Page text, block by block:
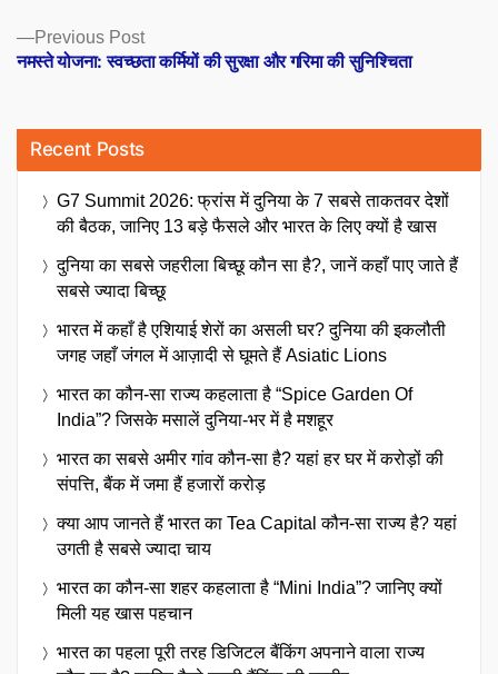
Previous PostPrevious
post:
नमस्ते योजना: स्वच्छता कर्मियों की सुरक्षा और गरिमा की सुनिश्चिता
Recent Posts
G7 Summit 2026: फ्रांस में दुनिया के 7 सबसे ताकतवर देशों
की बैठक, जानिए 13 बड़े फैसले और भारत के लिए क्यों है खास
दुनिया का सबसे जहरीला बिच्छू कौन सा है?, जानें कहाँ पाए जाते हैं
सबसे ज्यादा बिच्छू
भारत में कहाँ है एशियाई शेरों का असली घर? दुनिया की इकलौती
जगह जहाँ जंगल में आज़ादी से घूमते हैं Asiatic Lions
भारत का कौन-सा राज्य कहलाता है “Spice Garden Of
India”? जिसके मसालें दुनिया-भर में है मशहूर
भारत का सबसे अमीर गांव कौन-सा है? यहां हर घर में करोड़ों की
संपत्ति, बैंक में जमा हैं हजारों करोड़
क्या आप जानते हैं भारत का Tea Capital कौन-सा राज्य है? यहां
उगती है सबसे ज्यादा चाय
भारत का कौन-सा शहर कहलाता है “Mini India”? जानिए क्यों
मिली यह खास पहचान
भारत का पहला पूरी तरह डिजिटल बैंकिंग अपनाने वाला राज्य